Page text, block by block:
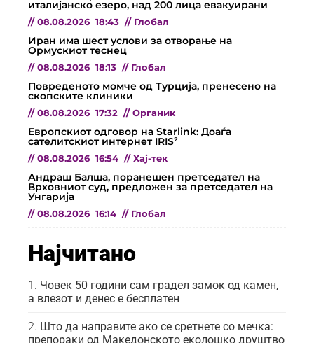
италијанско езеро, над 200 лица евакуирани
// 08.08.2026 18:43 // Глобал
Иран има шест услови за отворање на
Ормускиот теснец
// 08.08.2026 18:13 // Глобал
Повреденото момче од Турција, пренесено на
скопските клиники
// 08.08.2026 17:32 // Органик
Европскиот одговор на Starlink: Доаѓа
сателитскиот интернет IRIS²
// 08.08.2026 16:54 // Хај-тек
Андраш Балша, поранешен претседател на
Врховниот суд, предложен за претседател на
Унгарија
// 08.08.2026 16:14 // Глобал
Најчитано
Човек 50 години сам градел замок од камен,
а влезот и денес е бесплатен
Што да направите ако се сретнете со мечка:
препораки од Македонското еколошко друштво